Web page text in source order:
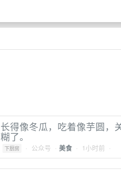
长得像冬瓜，吃着像芋圆，
糊了。
下厨房 · 公众号 · 美食 · 1小时前 ·